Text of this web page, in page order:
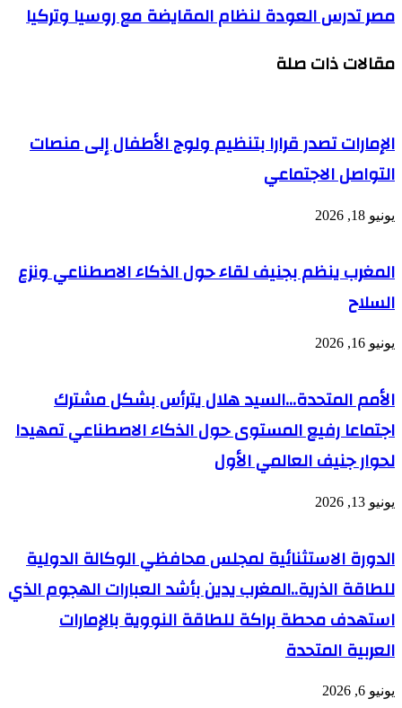
النيل
بحري
تدرس
لنظام
مصر تدرس العودة لنظام المقايضة مع روسيا وتركيا
مقالات ذات صلة
الإمارات تصدر قرارا بتنظيم ولوج الأطفال إلى منصات
التواصل الاجتماعي
يونيو 18, 2026
المغرب ينظم بجنيف لقاء حول الذكاء الاصطناعي ونزع
السلاح
يونيو 16, 2026
الأمم المتحدة…السيد هلال يترأس بشكل مشترك
اجتماعا رفيع المستوى حول الذكاء الاصطناعي تمهيدا
لحوار جنيف العالمي الأول
يونيو 13, 2026
الدورة الاستثنائية لمجلس محافظي الوكالة الدولية
للطاقة الذرية..المغرب يدين بأشد العبارات الهجوم الذي
استهدف محطة براكة للطاقة النووية بالإمارات
العربية المتحدة
يونيو 6, 2026